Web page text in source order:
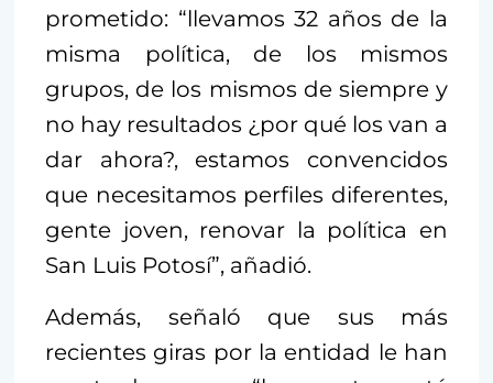
prometido: “llevamos 32 años de la
misma política, de los mismos
grupos, de los mismos de siempre y
no hay resultados ¿por qué los van a
dar ahora?, estamos convencidos
que necesitamos perfiles diferentes,
gente joven, renovar la política en
San Luis Potosí”, añadió.
Además, señaló que sus más
recientes giras por la entidad le han